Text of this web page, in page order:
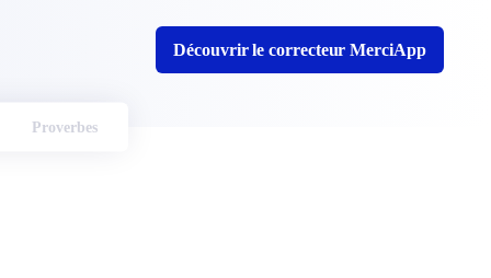
Découvrir le correcteur MerciApp
Proverbes